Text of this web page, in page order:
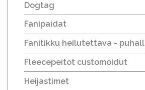
Dogtag
Fanipaidat
Fanitikku heilutettava -
Fleecepeitot customoidut
Heijastimet